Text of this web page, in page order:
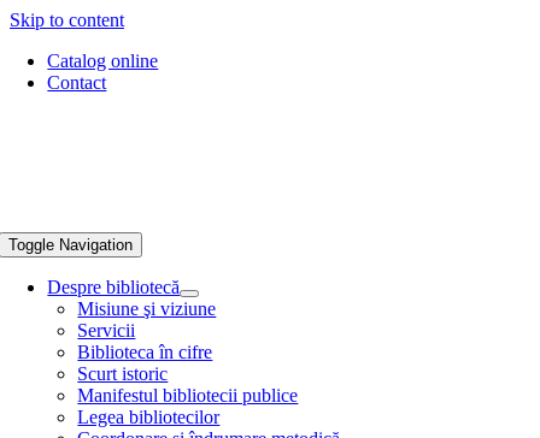
Skip to content
Catalog online
Contact
Toggle Navigation
Despre bibliotecă
Misiune şi viziune
Servicii
Biblioteca în cifre
Scurt istoric
Manifestul bibliotecii publice
Legea bibliotecilor